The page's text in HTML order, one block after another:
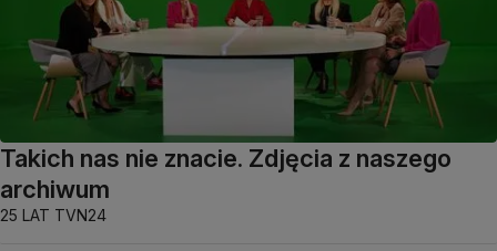
Takich nas nie znacie. Zdjęcia z naszego
archiwum
25 LAT TVN24